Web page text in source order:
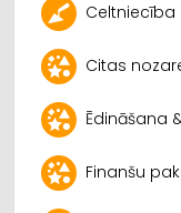
Celtniecība
Citas
Ēdināšana
Finanšu